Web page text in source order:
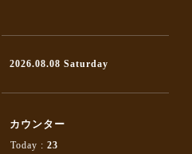
2026.08.08 Saturday
カウンター
Today : 23